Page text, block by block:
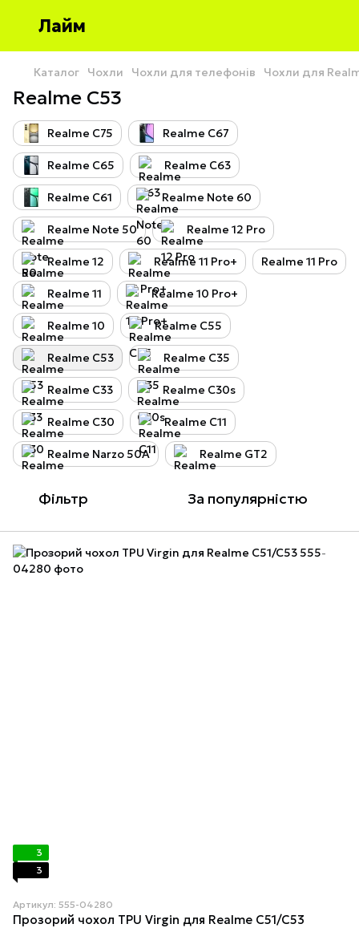
Лайм
Каталог Чохли Чохли для телефонів Чохли для
Realme C53
Realme C75 Realme C67
Realme C65 Realme C63
Realme C61 Realme Note 60
Realme Note 50 Realme 12 Pro
Realme 12 Realme 11 Pro+ Realme 11 Pro
Realme 11 Realme 10 Pro+
Realme 10 Realme C55
Realme C53 Realme C35
Realme C33 Realme C30s
Realme C30 Realme C11
Realme Narzo 50A Realme GT2
Фільтр За популярністю
3
3
Артикул: 555-04280
Прозорий чохол TPU Virgin для Realme C51/C53